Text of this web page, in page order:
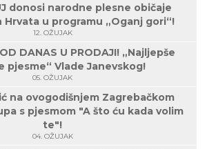
donosi narodne plesne običaje
Hrvata u programu „Oganj gori“!
12. OŽUJAK
DANAS U PRODAJI! „Najljepše
pjesme“ Vlade Janevskog!
05. OŽUJAK
na ovogodišnjem Zagrebačkom
s pjesmom "A što ću kada volim
te"!
04. OŽUJAK